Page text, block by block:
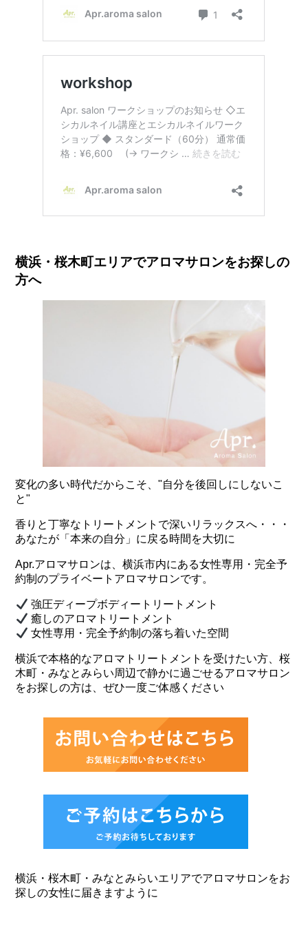
横浜・桜木町エリアでアロマサロンをお探しの
方へ
変化の多い時代だからこそ、"自分を後回しにしないこ
と"
香りと丁寧なトリートメントで深いリラックスへ・・・
あなたが「本来の自分」に戻る時間を大切に
Apr.アロマサロンは、横浜市内にある女性専用・完全予
約制のプライベートアロマサロンです。
強圧ディープボディートリートメント
癒しのアロマトリートメント
女性専用・完全予約制の落ち着いた空間
横浜で本格的なアロマトリートメントを受けたい方、桜
木町・みなとみらい周辺で静かに過ごせるアロマサロン
をお探しの方は、ぜひ一度ご体感ください
横浜・桜木町・みなとみらいエリアでアロマサロンをお
探しの女性に届きますように